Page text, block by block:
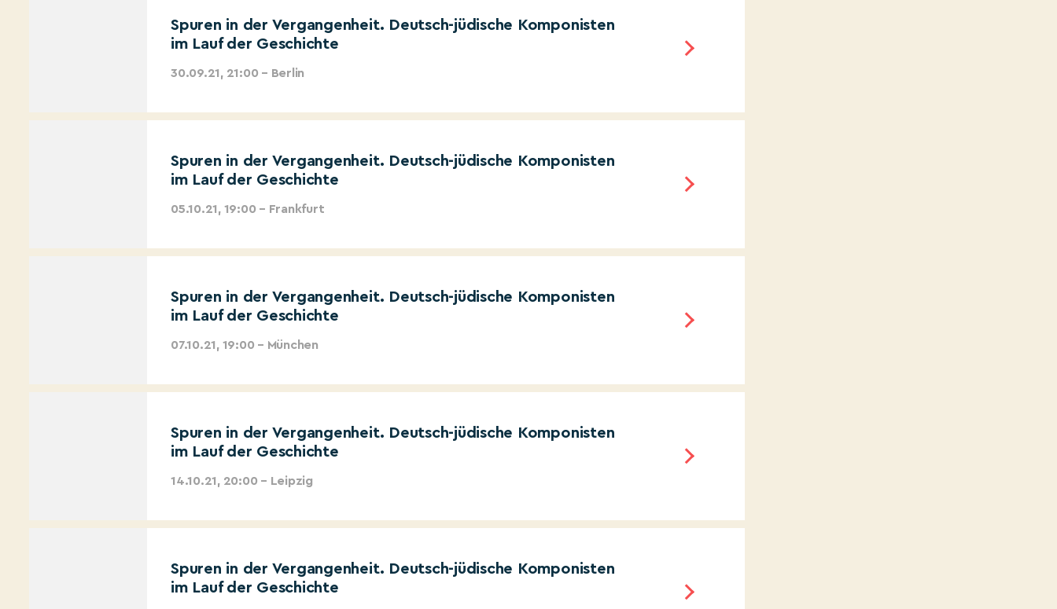
Spuren in der Vergangenheit. Deutsch-jüdische Komponisten
im Lauf der Geschichte
30.09.21, 21:00 – Berlin
Spuren in der Vergangenheit. Deutsch-jüdische Komponisten
im Lauf der Geschichte
05.10.21, 19:00 – Frankfurt
Spuren in der Vergangenheit. Deutsch-jüdische Komponisten
im Lauf der Geschichte
07.10.21, 19:00 – München
Spuren in der Vergangenheit. Deutsch-jüdische Komponisten
im Lauf der Geschichte
14.10.21, 20:00 – Leipzig
Spuren in der Vergangenheit. Deutsch-jüdische Komponisten
im Lauf der Geschichte